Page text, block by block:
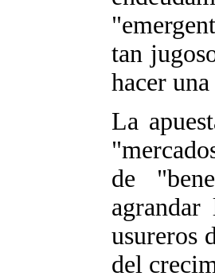
tan
hacer
La
de
usureros
del